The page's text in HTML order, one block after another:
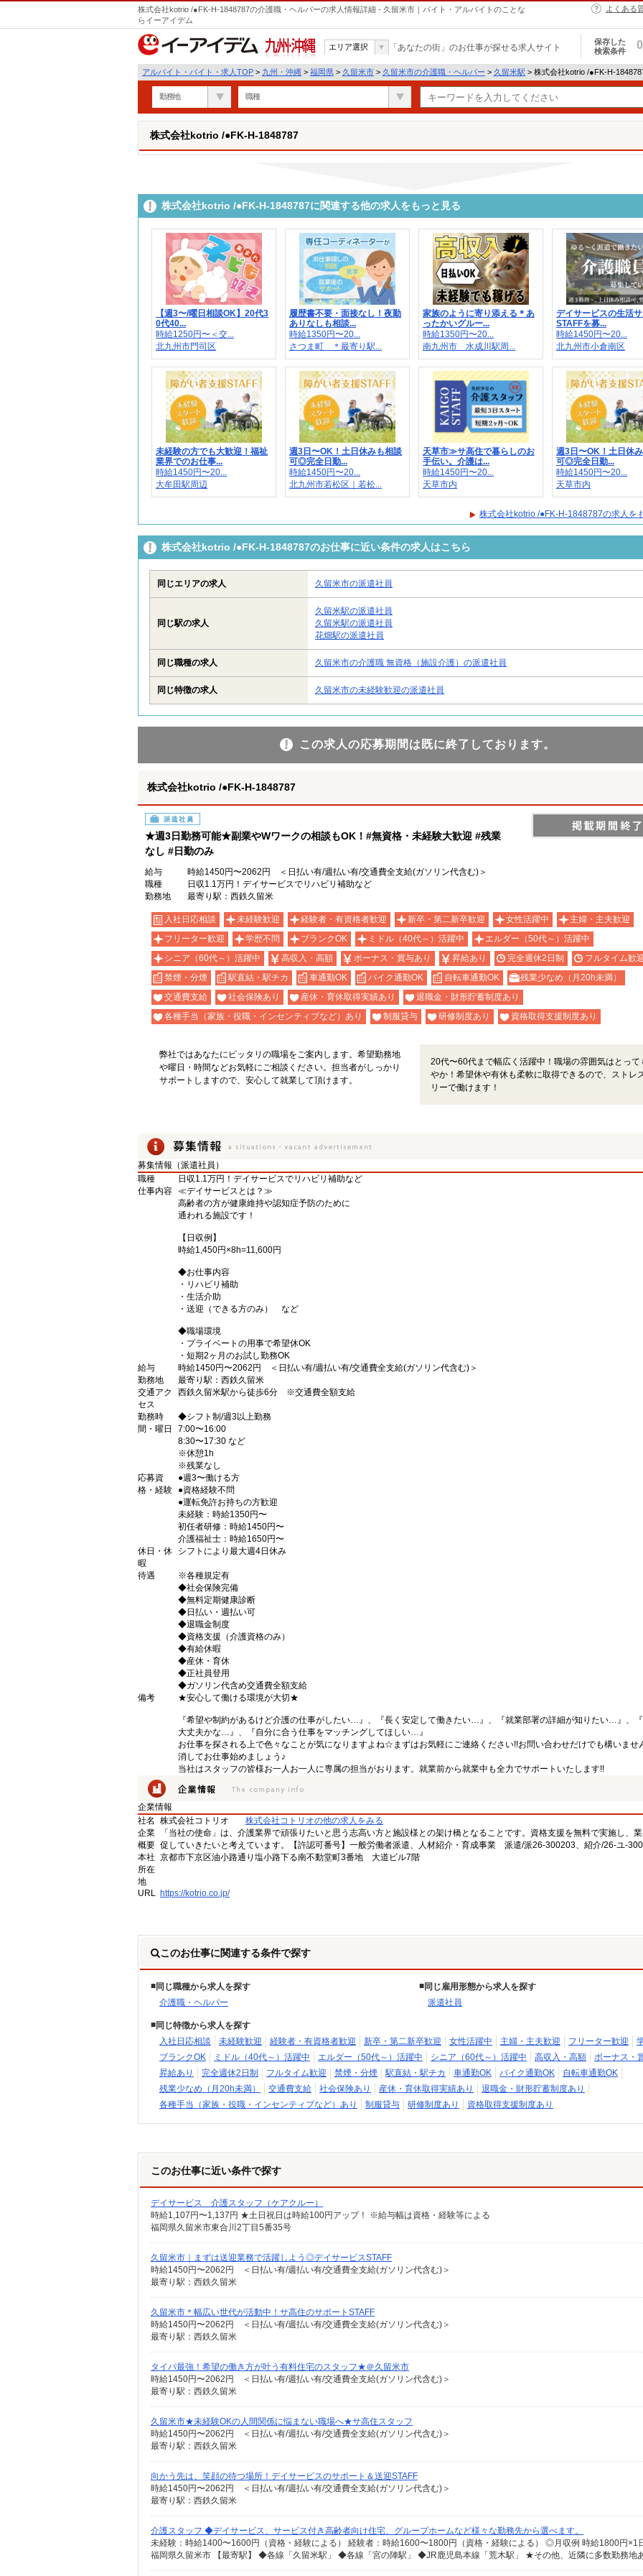
株式会社kotrio /●FK-H-1848787の介護職・ヘルパーの求人情報詳細 - 久留米市｜バイト・アルバイトのことな
らイーアイデム
よくある
九州・沖縄
エリア選択 「あなたの街」のお仕事が探せる求人サイト
保存した
検索条件
0
アルバイト・バイト・求人TOP > 九州・沖縄 > 福岡県 > 久留米市 > 久留米市の介護職・ヘルパー > 久留米駅 > 株式会社kotrio /●FK-H-
勤務地 職種
株式会社kotrio /●FK-H-1848787
株式会社kotrio /●FK-H-1848787に関連する他の求人をもっと見る
【週3〜/曜日相談OK】20代3
0代40...
時給1250円〜＜交...
北九州市門司区
履歴書不要・面接なし！夜勤
ありなしも相談...
時給1350円〜20...
さつま町 ＊最寄り駅...
家族のように寄り添える＊あ
ったかいグルー...
時給1350円〜20...
南九州市 水成川駅周...
デイサービスの生活
STAFFを募...
時給1450円〜20...
北九州市小倉南区
未経験の方でも大歓迎！福祉
業界でのお仕事...
時給1450円〜20...
大牟田駅周辺
週3日〜OK！土日休みも相談
可◎完全日勤...
時給1450円〜20...
北九州市若松区｜若松...
天草市≫サ高住で暮らしのお
手伝い。介護は...
時給1450円〜20...
天草市内
週3日〜OK！土日休
可◎完全日勤...
時給1450円〜20...
天草市内
株式会社kotrio /●FK-H-1848787の求人を
株式会社kotrio /●FK-H-1848787のお仕事に近い条件の求人はこちら
同じエリアの求人 久留米市の派遣社員
同じ駅の求人
久留米駅の派遣社員
久留米駅の派遣社員
花畑駅の派遣社員
同じ職種の求人 久留米市の介護職 無資格（施設介護）の派遣社員
同じ特徴の求人 久留米市の未経験歓迎の派遣社員
この求人の応募期間は既に終了しております。
株式会社kotrio /●FK-H-1848787
派遣社員
★週3日勤務可能★副業やWワークの相談もOK！#無資格・未経験大歓迎 #残業
なし #日勤のみ
給与
時給1450円〜2062円 ＜日払い有/週払い有/交通費全支給(ガソリン代含む)＞
職種
日収1.1万円！デイサービスでリハビリ補助など
勤務地
最寄り駅：西鉄久留米
入社日応相談 未経験歓迎 経験者・有資格者歓迎 新卒・第二新卒歓迎 女性活躍中
主婦・主夫歓迎
フリーター歓迎
学歴不問 ブランクOK ミドル（40代～）活躍中
エルダー（50代～）活躍中
シニア（60代～）活躍中
高収入・高額 ボーナス・賞与あり 昇給あり 完全週休2日制
フルタイム歓
禁煙・分煙
駅直結・駅チカ 車通勤OK バイク通勤OK 自転車通勤OK
残業少なめ（月20h未満）
交通費支給
社会保険あり 産休・育休取得実績あり
退職金・財形貯蓄制度あり
各種手当（家族・役職・インセンティブなど）あり
制服貸与 研修制度あり 資格取得支援制度あり
弊社ではあなたにピッタリの職場をご案内します。希望勤務地
や曜日・時間などお気軽にご相談ください。担当者がしっかり
サポートしますので、安心して就業して頂けます。
20代〜60代まで幅広く活躍中！職場の雰囲気はとって
やか！希望休や有休も柔軟に取得できるので、ストレ
リーで働けます！
募集情報（派遣社員）
職種
日収1.1万円！デイサービスでリハビリ補助など
仕事内容
≪デイサービスとは？≫
高齢者の方が健康維持や認知症予防のために
通われる施設です！
【日収例】
時給1,450円×8h=11,600円
◆お仕事内容
・リハビリ補助
・生活介助
・送迎（できる方のみ） など
◆職場環境
・プライベートの用事で希望休OK
・短期2ヶ月のお試し勤務OK
給与
時給1450円〜2062円 ＜日払い有/週払い有/交通費全支給(ガソリン代含む)＞
勤務地
最寄り駅：西鉄久留米
交通アク
セス
西鉄久留米駅から徒歩6分 ※交通費全額支給
勤務時
間・曜日
◆シフト制/週3以上勤務
7:00〜16:00
8:30〜17:30 など
※休憩1h
※残業なし
応募資
格・経験
●週3〜働ける方
●資格経験不問
●運転免許お持ちの方歓迎
未経験：時給1350円〜
初任者研修：時給1450円〜
介護福祉士：時給1650円〜
休日・休
暇
シフトにより最大週4日休み
待遇
※各種規定有
◆社会保険完備
◆無料定期健康診断
◆日払い・週払い可
◆退職金制度
◆資格支援（介護資格のみ）
◆有給休暇
◆産休・育休
◆正社員登用
◆ガソリン代含め交通費全額支給
備考
★安心して働ける環境が大切★
『希望や制約があるけど介護の仕事がしたい…』、『長く安定して働きたい…』、『就業部署の詳細が知りたい…』、
大丈夫かな…』、『自分に合う仕事をマッチングしてほしい…』
お仕事を探される上で色々なことが気になりますよね☆まずはお気軽にご連絡ください!!お問い合わせだけでも構いませ
消してお仕事始めましょう♪
当社はスタッフの皆様お一人お一人に専属の担当がおります。就業前から就業中も全力でサポートいたします!!
企業情報
社名
株式会社コトリオ
株式会社コトリオの他の求人をみる
企業
概要
「当社の使命」は、介護業界で頑張りたいと思う志高い方と施設様との架け橋となることです。資格支援を無料で実施し、
促していきたいと考えています。【許認可番号】一般労働者派遣、人材紹介・育成事業 派遣/派26-300203、紹介/26-ユ-
本社
所在
地
京都市下京区油小路通り塩小路下る南不動堂町3番地 大道ビル7階
URL https://kotrio.co.jp/
このお仕事に関連する条件で探す
同じ職種から求人を探す
介護職・ヘルパー
同じ雇用形態から求人を探す
派遣社員
同じ特徴から求人を探す
入社日応相談
未経験歓迎 経験者・有資格者歓迎 新卒・第二新卒歓迎 女性活躍中 主婦・主夫歓迎 フリーター歓迎
ブランクOK
ミドル（40代～）活躍中 エルダー（50代～）活躍中 シニア（60代～）活躍中 高収入・高額
ボーナス・
昇給あり
完全週休2日制 フルタイム歓迎 禁煙・分煙 駅直結・駅チカ 車通勤OK バイク通勤OK
自転車通勤OK
残業少なめ（月20h未満）
交通費支給 社会保険あり 産休・育休取得実績あり
退職金・財形貯蓄制度あり
各種手当（家族・役職・インセンティブなど）あり
制服貸与 研修制度あり 資格取得支援制度あり
このお仕事に近い条件で探す
デイサービス 介護スタッフ（ケアクルー）
時給1,107円〜1,137円 ★土日祝日は時給100円アップ！ ※給与幅は資格・経験等による
福岡県久留米市東合川2丁目5番35号
久留米市｜まずは送迎業務で活躍しよう◎デイサービスSTAFF
時給1450円〜2062円 ＜日払い有/週払い有/交通費全支給(ガソリン代含む)＞
最寄り駅：西鉄久留米
久留米市＊幅広い世代が活動中！サ高住のサポートSTAFF
時給1450円〜2062円 ＜日払い有/週払い有/交通費全支給(ガソリン代含む)＞
最寄り駅：西鉄久留米
タイパ最強！希望の働き方が叶う有料住宅のスタッフ★＠久留米市
時給1450円〜2062円 ＜日払い有/週払い有/交通費全支給(ガソリン代含む)＞
最寄り駅：西鉄久留米
久留米市★未経験OKの人間関係に悩まない職場へ★サ高住スタッフ
時給1450円〜2062円 ＜日払い有/週払い有/交通費全支給(ガソリン代含む)＞
最寄り駅：西鉄久留米
向かう先は、笑顔の待つ場所！デイサービスのサポート＆送迎STAFF
時給1450円〜2062円 ＜日払い有/週払い有/交通費全支給(ガソリン代含む)＞
最寄り駅：西鉄久留米
介護スタッフ ◆デイサービス、サービス付き高齢者向け住宅、グループホームなど様々な勤務先から選べます。